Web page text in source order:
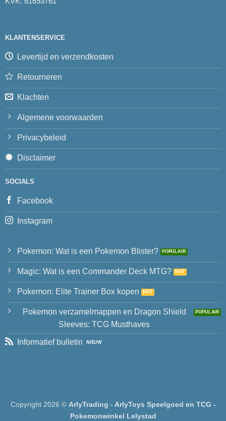
KLANTENSERVICE
Levertijd en verzendkosten
Retourneren
Klachten
Algemene voorwaarden
Privacybeleid
Disclaimer
SOCIALS
Facebook
Instagram
Pokemon: Wat is een Pokemon Blister?
Magic: Wat is een Commander Deck MTG?
Pokemon: Elite Trainer Box kopen
Pokemon verzamelmappen en Dragon Shield
Sleeves: TCG Musthaves
Informatief bulletin
Copyright 2026 © ArlyTrading - ArlyToys Speelgoed en TCG -
Pokemonwinkel Lelystad